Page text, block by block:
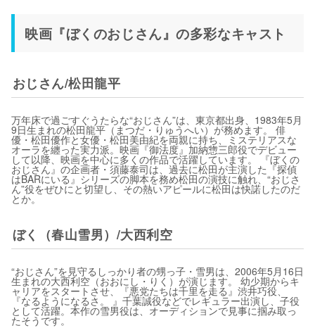
映画『ぼくのおじさん』の多彩なキャスト
おじさん/松田龍平
万年床で過ごすぐうたらな“おじさん”は、東京都出身、1983年5月
9日生まれの松田龍平（まつだ・りゅうへい）が務めます。 俳
優・松田優作と女優・松田美由紀を両親に持ち、ミステリアスな
オーラを纏った実力派。映画『御法度』加納惣三郎役でデビュー
して以降、映画を中心に多くの作品で活躍しています。 『ぼくの
おじさん』の企画者・須藤泰司は、過去に松田が主演した『探偵
はBARにいる』シリーズの脚本を務め松田の演技に触れ、“おじさ
ん”役をぜひにと切望し、その熱いアピールに松田は快諾したのだ
とか。
ぼく（春山雪男）/大西利空
“おじさん”を見守るしっかり者の甥っ子・雪男は、2006年5月16日
生まれの大西利空（おおにし・りく）が演じます。 幼少期からキ
ャリアをスタートさせ、『悪党たちは千里を走る』渋井巧役、
『なるようになるさ。 』千葉誠役などでレギュラー出演し、子役
として活躍。本作の雪男役は、オーディションで見事に掴み取っ
たそうです。